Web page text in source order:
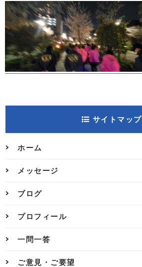
サイトマップ
ホーム
メッセージ
ブログ
プロフィール
一問一答
ご意見・ご要望